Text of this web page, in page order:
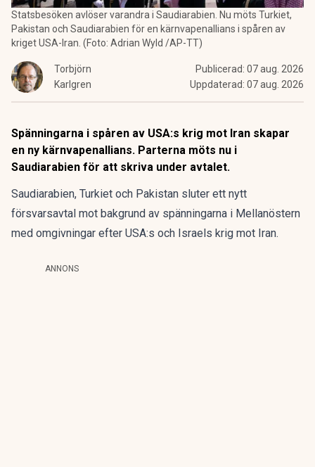
Statsbesöken avlöser varandra i Saudiarabien. Nu möts Turkiet,
Pakistan och Saudiarabien för en kärnvapenallians i spåren av
kriget USA-Iran. (Foto: Adrian Wyld /AP-TT)
Torbjörn
Karlgren
Publicerad: 07 aug. 2026
Uppdaterad: 07 aug. 2026
Spänningarna i spåren av USA:s krig mot Iran skapar
en ny kärnvapenallians. Parterna möts nu i
Saudiarabien för att skriva under avtalet.
Saudiarabien, Turkiet och Pakistan sluter ett nytt
försvarsavtal mot bakgrund av spänningarna i Mellanöstern
med omgivningar efter USA:s och Israels krig mot Iran.
ANNONS